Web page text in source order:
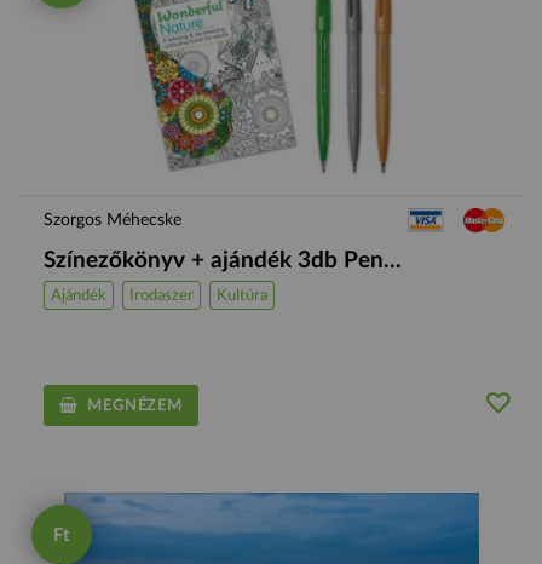
Szorgos Méhecske
Színezőkönyv + ajándék 3db Pen...
Ajándék Irodaszer Kultúra
MEGNÉZEM
Ft